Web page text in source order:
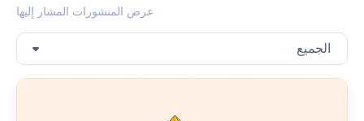
عرض المنشورات المشار إليها
الجميع